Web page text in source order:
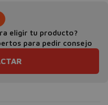
eligir tu producto?
para pedir consejo